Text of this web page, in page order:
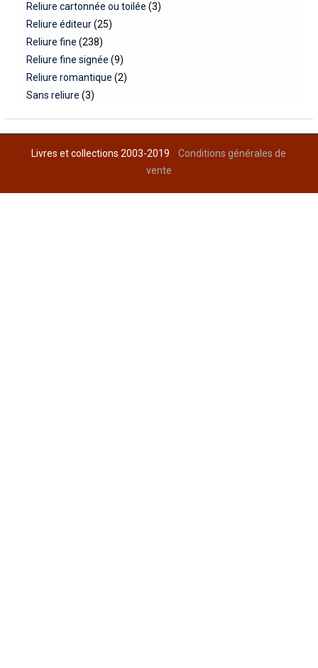
Reliure cartonnée ou toilée (3)
Reliure éditeur (25)
Reliure fine (238)
Reliure fine signée (9)
Reliure romantique (2)
Sans reliure (3)
Livres et collections 2003-2019Conditions générales de
vente